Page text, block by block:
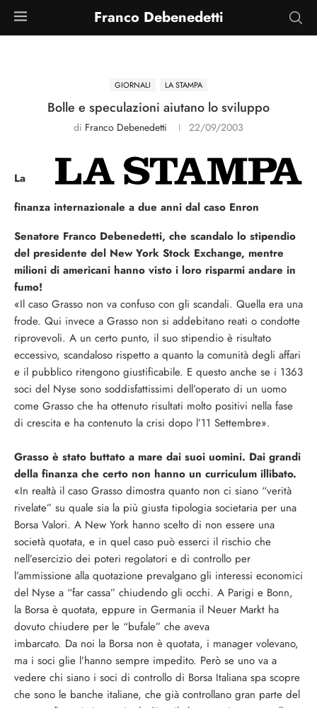
Franco Debenedetti
GIORNALI LA STAMPA
Bolle e speculazioni aiutano lo sviluppo
di Franco Debenedetti 22/09/2003
La
finanza internazionale a due anni dal caso Enron
Senatore Franco Debenedetti, che scandalo lo stipendio
del presidente del New York Stock Exchange, mentre
milioni di americani hanno visto i loro risparmi andare in
fumo!
«Il caso Grasso non va confuso con gli scandali. Quella era una
frode. Qui invece a Grasso non si addebitano reati o condotte
riprovevoli. A un certo punto, il suo stipendio è risultato
eccessivo, scandaloso rispetto a quanto la comunità degli affari
e il pubblico ritengono giustificabile. E questo anche se i 1363
soci del Nyse sono soddisfattissimi dell’operato di un uomo
come Grasso che ha ottenuto risultati molto positivi nella fase
di crescita e ha contenuto la crisi dopo l’11 Settembre».
Grasso è stato buttato a mare dai suoi uomini. Dai grandi
della finanza che certo non hanno un curriculum illibato.
«In realtà il caso Grasso dimostra quanto non ci siano “verità
rivelate” su quale sia la più giusta tipologia societaria per una
Borsa Valori. A New York hanno scelto di non essere una
società quotata, e in quel caso può esserci il rischio che
nell’esercizio dei poteri regolatori e di controllo per
l’ammissione alla quotazione prevalgano gli interessi economici
del Nyse a “far cassa” chiudendo gli occhi. A Parigi e Bonn,
la Borsa è quotata, eppure in Germania il Neuer Markt ha
dovuto chiudere per le “bufale” che aveva
imbarcato. Da noi la Borsa non è quotata, i manager volevano,
ma i soci glie l’hanno sempre impedito. Però se uno va a
vedere chi siano i soci di controllo di Borsa Italiana spa scopre
che sono le banche italiane, che già controllano gran parte del